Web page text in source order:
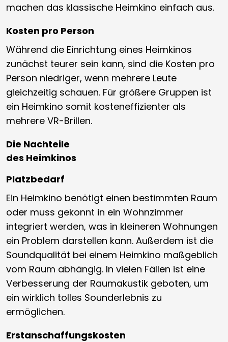
machen das klassische Heimkino einfach aus.
Kosten pro Person
Während die Einrichtung eines Heimkinos
zunächst teurer sein kann, sind die Kosten pro
Person niedriger, wenn mehrere Leute
gleichzeitig schauen. Für größere Gruppen ist
ein Heimkino somit kosteneffizienter als
mehrere VR-Brillen.
Die Nachteile
des Heimkinos
Platzbedarf
Ein Heimkino benötigt einen bestimmten Raum
oder muss gekonnt in ein Wohnzimmer
integriert werden, was in kleineren Wohnungen
ein Problem darstellen kann. Außerdem ist die
Soundqualität bei einem Heimkino maßgeblich
vom Raum abhängig. In vielen Fällen ist eine
Verbesserung der Raumakustik geboten, um
ein wirklich tolles Sounderlebnis zu
ermöglichen.
Erstanschaffungskosten